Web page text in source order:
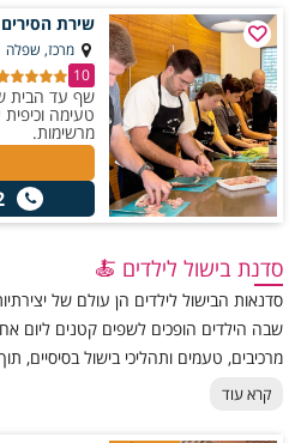
שירת
מרכז, שפלה
10
שף עד הבית
טעימה
מרשימות.
סדנת בישול לילדים 🍝
סדנאות הבישול לילדים הן עולם של
שבה הילדים הופכים לשפים קטנים ליום
מרכיבים, טעמים ותהליכי בישול בסיסיים,
אמיתית במטבח. הילדים לובשים סינרים,
קרא עוד